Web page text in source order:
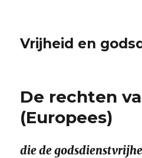
Vrijheid en
De rechten
(Europees)
die de